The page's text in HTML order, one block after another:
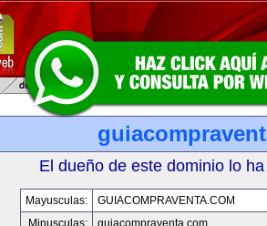
El dueño de este dominio lo
Mayusculas:
GUIACOMPRAVENTA.COM
Minusculas:
guiacompraventa.com